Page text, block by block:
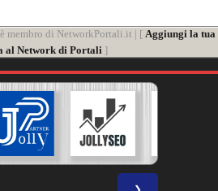
membro di NetworkPortali.it | [ Aggiungi la tua
al Network di Portali]